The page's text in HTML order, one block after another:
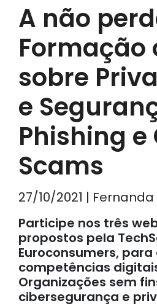
A não
Formação
sobre
e
Phishing e
Scams
27/10/2021 |
Participe nos três
propostos pela
Euroconsumers,
competências
Organizações sem
cibersegurança e